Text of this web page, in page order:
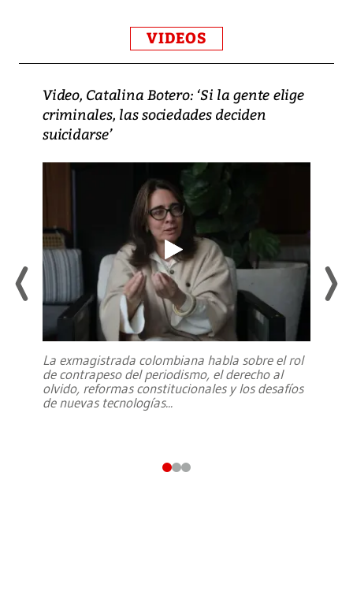
VIDEOS
Video, Catalina Botero: ‘Si la gente elige
criminales, las sociedades deciden
suicidarse’
La exmagistrada colombiana habla sobre el rol
de contrapeso del periodismo, el derecho al
olvido, reformas constitucionales y los desafíos
de nuevas tecnologías...